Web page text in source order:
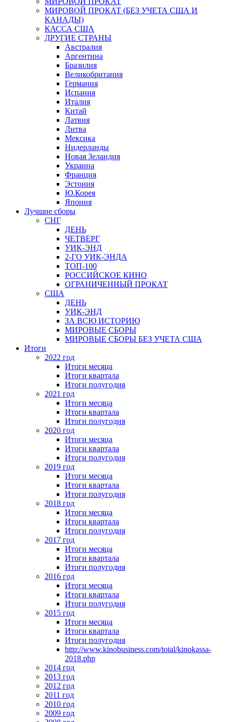
МИРОВОЙ ПРОКАТ (БЕЗ УЧЕТА США И
КАНАДЫ)
КАССА США
ДРУГИЕ СТРАНЫ
Австралия
Аргентина
Бразилия
Великобритания
Германия
Испания
Италия
Китай
Латвия
Литва
Мексика
Нидерланды
Новая Зеландия
Украина
Франция
Эстония
Ю.Корея
Япония
Лучшие сборы
СНГ
ДЕНЬ
ЧЕТВЕРГ
УИК-ЭНД
2-ГО УИК-ЭНДА
ТОП-100
РОССИЙСКОЕ КИНО
ОГРАНИЧЕННЫЙ ПРОКАТ
США
ДЕНЬ
УИК-ЭНД
ЗА ВСЮ ИСТОРИЮ
МИРОВЫЕ СБОРЫ
МИРОВЫЕ СБОРЫ БЕЗ УЧЕТА США
Итоги
2022 год
Итоги месяца
Итоги квартала
Итоги полугодия
2021 год
Итоги месяца
Итоги квартала
Итоги полугодия
2020 год
Итоги месяца
Итоги квартала
Итоги полугодия
2019 год
Итоги месяца
Итоги квартала
Итоги полугодия
2018 год
Итоги месяца
Итоги квартала
Итоги полугодия
2017 год
Итоги месяца
Итоги квартала
Итоги полугодия
2016 год
Итоги месяца
Итоги квартала
Итоги полугодия
2015 год
Итоги месяца
Итоги квартала
Итоги полугодия
http://www.kinobusiness.com/total/kinokassa-
2018.php
2014 год
2013 год
2012 год
2011 год
2010 год
2009 год